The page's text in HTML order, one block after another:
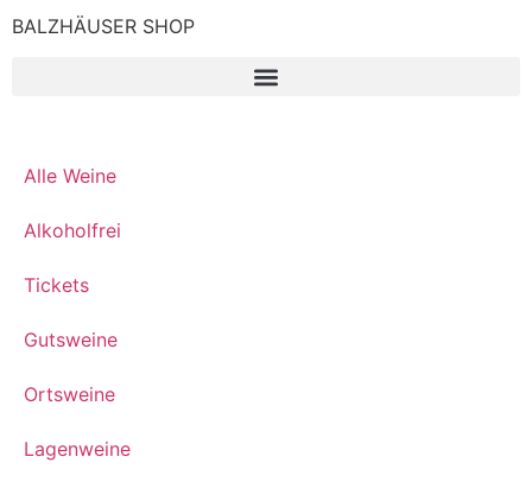
BALZHÄUSER SHOP
Alle Weine
Alkoholfrei
Tickets
Gutsweine
Ortsweine
Lagenweine